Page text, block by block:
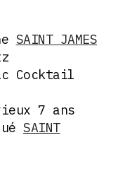
SAINT JAMES
Cocktail
7 ans
SAINT